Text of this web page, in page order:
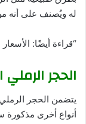
له ويُصنف على أنه
“قراءة أيضًا:
الحجر الرملي
يتضمن الحجر
أنواع أخرى مذكورة